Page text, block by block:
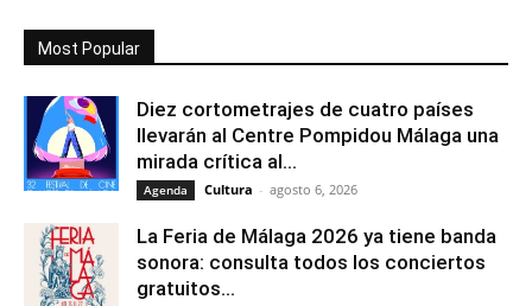
Most Popular
Diez cortometrajes de cuatro países
llevarán al Centre Pompidou Málaga una
mirada crítica al...
Agenda Cultura - agosto 6, 2026
La Feria de Málaga 2026 ya tiene banda
sonora: consulta todos los conciertos
gratuitos...